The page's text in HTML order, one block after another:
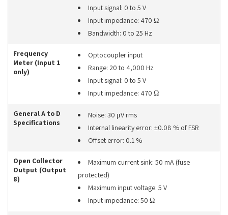
Input signal: 0 to 5 V
Input impedance: 470 Ω
Bandwidth: 0 to 25 Hz
Frequency
Meter (Input 1
only)
Optocoupler input
Range: 20 to 4,000 Hz
Input signal: 0 to 5 V
Input impedance: 470 Ω
General A to D
Specifications
Noise: 30 μV rms
Internal linearity error: ±0.08 % of FSR
Offset error: 0.1 %
Open Collector
Output (Output
8)
Maximum current sink: 50 mA (fuse
protected)
Maximum input voltage: 5 V
Input impedance: 50 Ω